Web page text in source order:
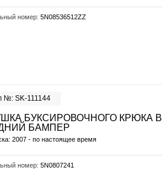
номер: 5N08536512ZZ
№: SK-111144
БУКСИРОВОЧНОГО КРЮКА В
БАМПЕР
2007 - по настоящее время
номер: 5N0807241